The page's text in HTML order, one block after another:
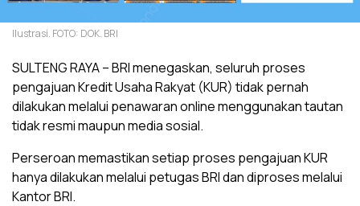
Ilustrasi. FOTO: DOK. BRI
SULTENG RAYA – BRI menegaskan, seluruh proses
pengajuan Kredit Usaha Rakyat (KUR) tidak pernah
dilakukan melalui penawaran online menggunakan tautan
tidak resmi maupun media sosial.
‎Perseroan memastikan setiap proses pengajuan KUR
hanya dilakukan melalui petugas BRI dan diproses melalui
Kantor BRI.